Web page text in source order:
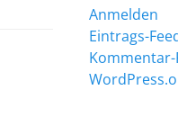
Anmelden
Eintrags-
Kommentar-